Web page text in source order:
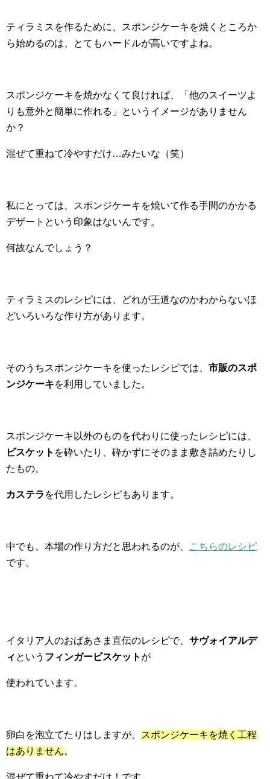
ティラミスを作るために、スポンジケーキを焼くところか
ら始めるのは、とてもハードルが高いですよね。
スポンジケーキを焼かなくて良ければ、「他のスイーツよ
りも意外と簡単に作れる」というイメージがありません
か？
混ぜて重ねて冷やすだけ…みたいな（笑）
私にとっては、スポンジケーキを焼いて作る手間のかかる
デザートという印象はないんです。
何故なんでしょう？
ティラミスのレシピには、どれが王道なのかわからないほ
どいろいろな作り方があります。
そのうちスポンジケーキを使ったレシピでは、 市販のスポ
ンジケーキを利用していました。
スポンジケーキ以外のものを代わりに使ったレシピには、
ビスケット を砕いたり、砕かずにそのまま敷き詰めたりし
たもの。
カステラ を代用したレシピもあります。
中でも、本場の作り方だと思われるのが、
こちらのレシピ
です。
イタリア人のおばあさま直伝のレシピで、 サヴォイアルデ
ィ という フィンガービスケット が
使われています。
卵白を泡立てたりはしますが、
スポンジケーキを焼く工程
はありません。
混ぜて重ねて冷やすだけ！です。